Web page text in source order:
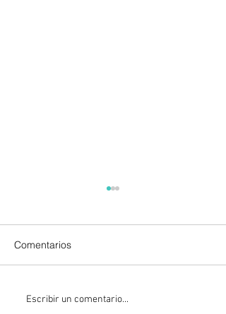
La Fiscalía da un giro
Comentarios
Escribir un comentario...